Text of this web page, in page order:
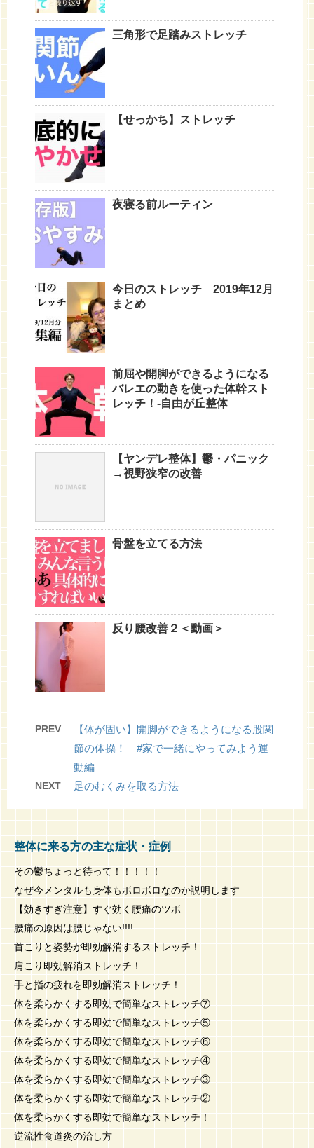
三角形で足踏みストレッチ
【せっかち】ストレッチ
夜寝る前ルーティン
今日のストレッチ 2019年12月
まとめ
前屈や開脚ができるようになる
バレエの動きを使った体幹スト
レッチ！-自由が丘整体
【ヤンデレ整体】鬱・パニック
→視野狭窄の改善
骨盤を立てる方法
反り腰改善２＜動画＞
PREV
【体が固い】開脚ができるようになる股関
節の体操！ #家で一緒にやってみよう運
動編
NEXT 足のむくみを取る方法
整体に来る方の主な症状・症例
その鬱ちょっと待って！！！！！
なぜ今メンタルも身体もボロボロなのか説明します
【効きすぎ注意】すぐ効く腰痛のツボ
腰痛の原因は腰じゃない!!!!
首こりと姿勢が即効解消するストレッチ！
肩こり即効解消ストレッチ！
手と指の疲れを即効解消ストレッチ！
体を柔らかくする即効で簡単なストレッチ⑦
体を柔らかくする即効で簡単なストレッチ⑤
体を柔らかくする即効で簡単なストレッチ⑥
体を柔らかくする即効で簡単なストレッチ④
体を柔らかくする即効で簡単なストレッチ③
体を柔らかくする即効で簡単なストレッチ②
体を柔らかくする即効で簡単なストレッチ！
逆流性食道炎の治し方